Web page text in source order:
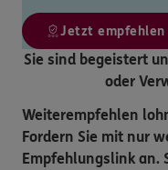
Jetzt empfehlen
Sie sind begeistert
oder
Weiterempfehlen
Fordern Sie mit nur
Empfehlungslink an.